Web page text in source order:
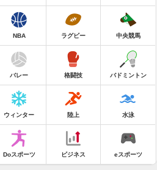
NBA ラグビー 中央競馬
バレー 格闘技 バドミントン
ウィンター 陸上 水泳
Doスポーツ ビジネス eスポーツ